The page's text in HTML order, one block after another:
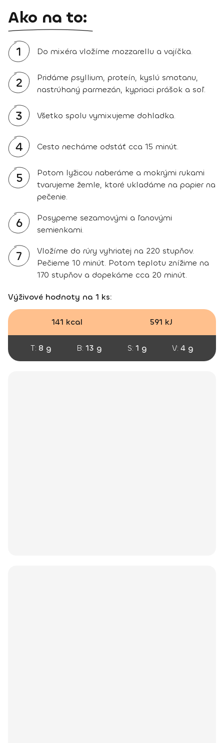
Ako na to:
1 Do mixéra vložíme mozzarellu a vajíčka.
2
Pridáme psyllium, proteín, kyslú smotanu,
nastrúhaný parmezán, kypriaci prášok a soľ.
3 Všetko spolu vymixujeme dohladka.
4 Cesto necháme odstáť cca 15 minút.
5
Potom lyžicou naberáme a mokrými rukami
tvarujeme žemle, ktoré ukladáme na papier na
pečenie.
6
Posypeme sezamovými a ľanovými
semienkami.
7
Vložíme do rúry vyhriatej na 220 stupňov.
Pečieme 10 minút. Potom teplotu znížime na
170 stupňov a dopekáme cca 20 minút.
Výživové hodnoty na 1 ks:
141 kcal 591 kJ
T: 8 g B: 13 g S: 1 g V: 4 g